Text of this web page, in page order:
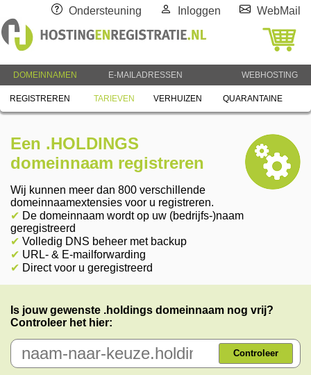
Ondersteuning Inloggen WebMail
DOMEINNAMEN E-MAILADRESSEN WEBHOSTING
REGISTREREN TARIEVEN VERHUIZEN QUARANTAINE
Een .HOLDINGS
domeinnaam registreren
Wij kunnen meer dan 800 verschillende
domeinnaamextensies voor u registreren.
✔ De domeinnaam wordt op uw (bedrijfs-)naam
geregistreerd
✔ Volledig DNS beheer met backup
✔ URL- & E-mailforwarding
✔ Direct voor u geregistreerd
Is jouw gewenste .holdings domeinnaam nog vrij?
Controleer het hier:
Controleer